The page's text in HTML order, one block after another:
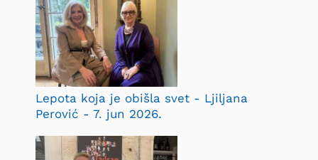
Lepota koja je obišla svet - Ljiljana
Perović - 7. jun 2026.